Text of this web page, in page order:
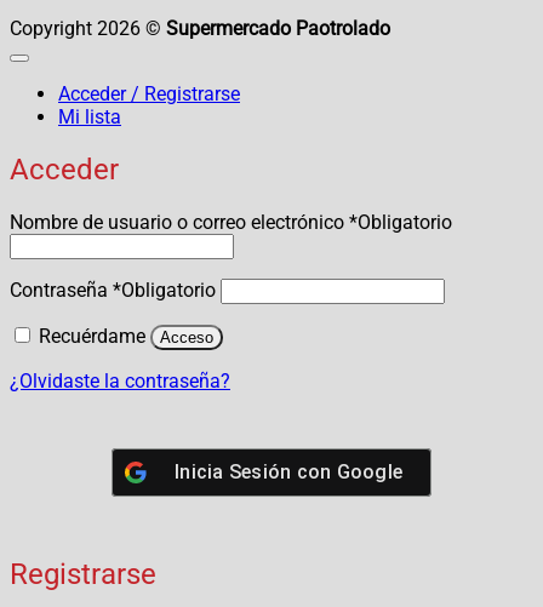
Copyright 2026 © Supermercado Paotrolado
Acceder / Registrarse
Mi lista
Acceder
Nombre de usuario o correo electrónico *Obligatorio
Contraseña *Obligatorio
Recuérdame
Acceso
¿Olvidaste la contraseña?
Inicia Sesión con Google
Registrarse